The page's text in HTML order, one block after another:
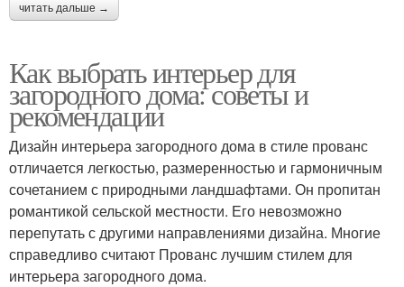
читать дальше →
Как выбрать интерьер для
загородного дома: советы и
рекомендации
Дизайн интерьера загородного дома в стиле прованс
отличается легкостью, размеренностью и гармоничным
сочетанием с природными ландшафтами. Он пропитан
романтикой сельской местности. Его невозможно
перепутать с другими направлениями дизайна. Многие
справедливо считают Прованс лучшим стилем для
интерьера загородного дома.